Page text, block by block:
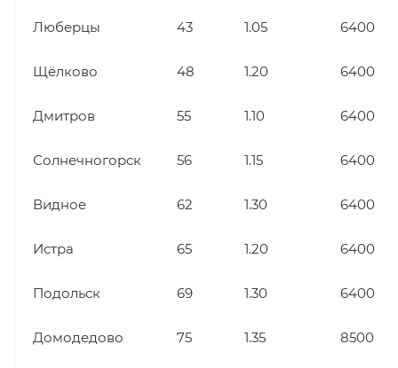
Люберцы 43 1.05 6400
Щёлково 48 1.20 6400
Дмитров 55 1.10 6400
Солнечногорск 56 1.15 6400
Видное 62 1.30 6400
Истра 65 1.20 6400
Подольск 69 1.30 6400
Домодедово 75 1.35 8500